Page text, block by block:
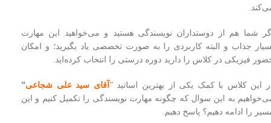
شما هم از دوستداران نویسندگی هستید و می‌خواهید این مهارت
جذاب و البته کاربردی را به صورت تخصصی یاد بگیرید؛ و امکان
فیزیکی در کلاس را دارید دوره درستی را انتخاب کرده‌اید.
این کلاس با کمک یکی از بهترین اساتید ” آقای سید علی شجاعی”
به این سوال که چگونه مهارت نویسندگی را تکمیل کنیم و این
را ادامه دهیم؟ پاسخ دهیم.